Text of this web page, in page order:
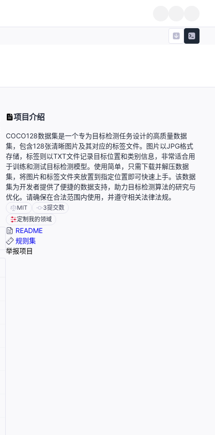
项目介绍
COCO128数据集是一个专为目标检测任务设计的高质量数据
集，包含128张清晰图片及其对应的标签文件。图片以JPG格式
存储，标签则以TXT文件记录目标位置和类别信息，非常适合用
于训练和测试目标检测模型。使用简单，只需下载并解压数据
集，将图片和标签文件夹放置到指定位置即可快速上手。该数据
集为开发者提供了便捷的数据支持，助力目标检测算法的研究与
优化。请确保在合法范围内使用，并遵守相关法律法规。
MIT 3提交数
定制我的领域
README
规则集
举报项目